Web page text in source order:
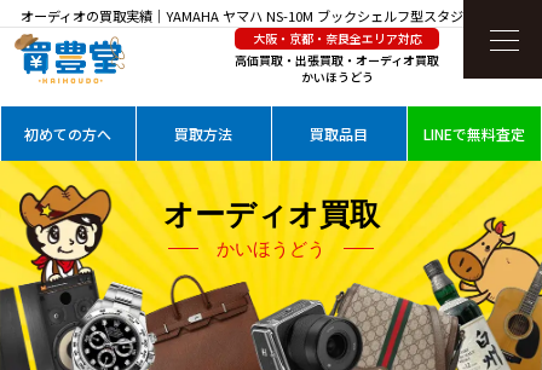
オーディオの買取実績｜YAMAHA ヤマハ NS-10M ブックシェルフ型スタジオモニター
2Wayスピーカー ペアを高価買取
大阪・京都・奈良全エリア対応
高価買取・出張買取・オーディオ買取
かいほうどう
初めての方へ 買取方法 買取品目 LINEで無料査定
オーディオ買取
かいほうどう